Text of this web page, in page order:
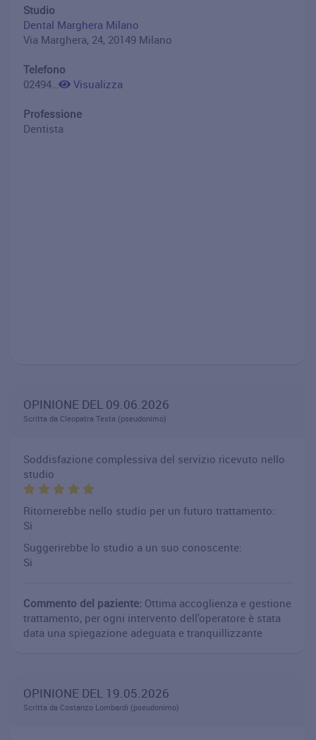
Studio
Dental Marghera Milano
Via Marghera, 24, 20149 Milano
Telefono
0249417101
Visualizza
Professione
Dentista
OPINIONE DEL 09.06.2026
Scritta da Cleopatra Testa (pseudonimo)
Soddisfazione complessiva del servizio ricevuto nello
studio
Ritornerebbe nello studio per un futuro trattamento:
Si
Suggerirebbe lo studio a un suo conoscente:
Si
Commento del paziente: Ottima accoglienza e gestione
trattamento, per ogni intervento dell'operatore è stata
data una spiegazione adeguata e tranquillizzante
OPINIONE DEL 19.05.2026
Scritta da Costanzo Lombardi (pseudonimo)